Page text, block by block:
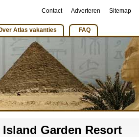
Contact Adverteren Sitemap
Atlas vakanties FAQ
Garden Resort